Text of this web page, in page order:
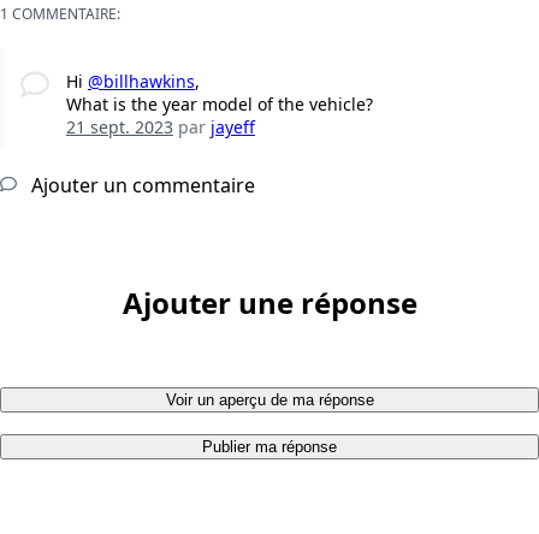
1 COMMENTAIRE:
Hi @billhawkins,
What is the year model of the vehicle?
21 sept. 2023par jayeff
Ajouter un commentaire
Ajouter une réponse
Voir un aperçu de ma réponse
Publier ma réponse